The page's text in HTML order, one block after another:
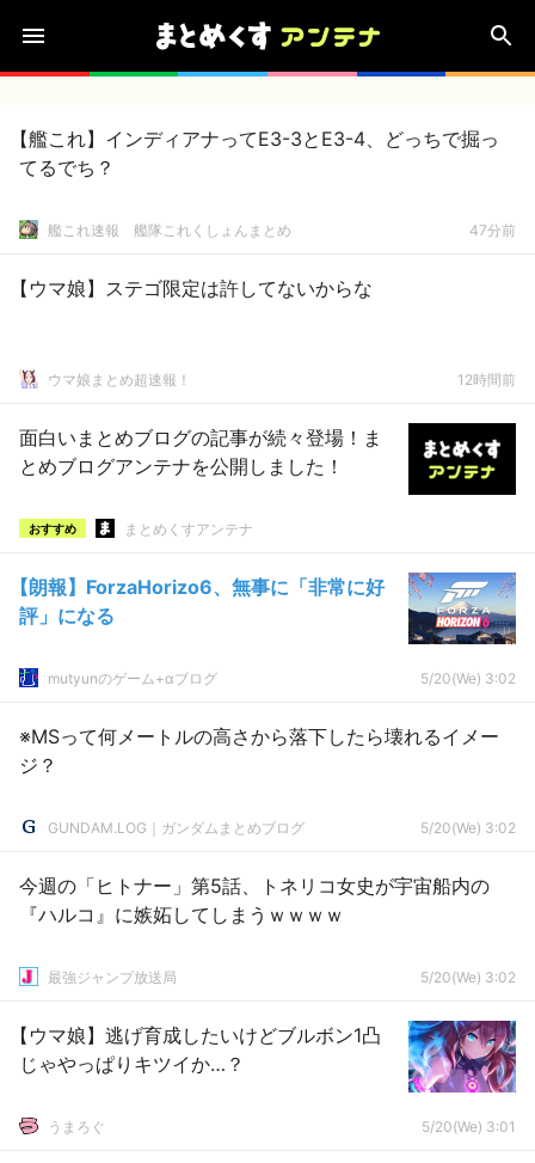
【艦これ】インディアナってE3-3とE3-4、どっちで掘っ
てるでち？
艦これ速報 艦隊これくしょんまとめ 47分前
【ウマ娘】ステゴ限定は許してないからな
ウマ娘まとめ超速報！ 12時間前
面白いまとめブログの記事が続々登場！ま
とめブログアンテナを公開しました！
おすすめ まとめくすアンテナ
【朗報】ForzaHorizo6、無事に「非常に好
評」になる
mutyunのゲーム+αブログ 5/20(We) 3:02
※MSって何メートルの高さから落下したら壊れるイメー
ジ？
GUNDAM.LOG｜ガンダムまとめブログ 5/20(We) 3:02
今週の「ヒトナー」第5話、トネリコ女史が宇宙船内の
『ハルコ』に嫉妬してしまうｗｗｗｗ
最強ジャンプ放送局 5/20(We) 3:02
【ウマ娘】逃げ育成したいけどブルボン1凸
じゃやっぱりキツイか…？
うまろぐ 5/20(We) 3:01